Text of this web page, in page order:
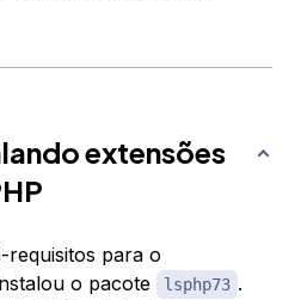
extensões
para o
o pacote
lsphp73 .